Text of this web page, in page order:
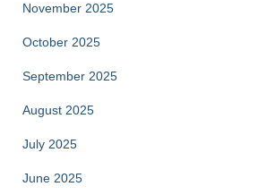
November 2025
October 2025
September 2025
August 2025
July 2025
June 2025